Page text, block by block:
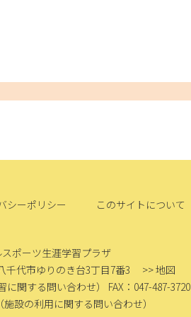
シーポリシー このサイトについて
ポーツ生涯学習プラザ
千代市ゆりのき台3丁目7番3
>> 地図
に関する問い合わせ） FAX：047-487-3720
（施設の利用に関する問い合わせ）